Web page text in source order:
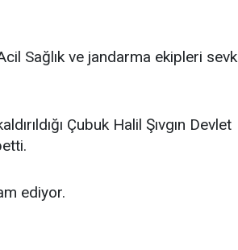
Sağlık ve jandarma ekipleri sevk
Çubuk Halil Şıvgın Devlet
ediyor.